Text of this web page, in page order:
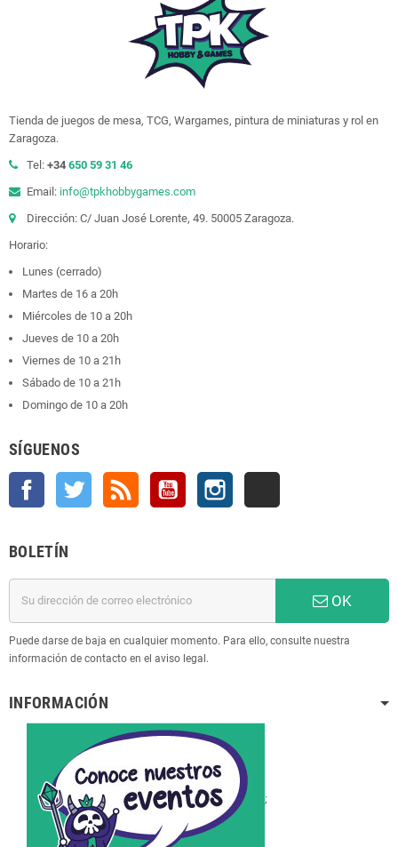
Tienda de juegos de mesa, TCG, Wargames, pintura de miniaturas y rol en
Zaragoza.
Tel: +34 650 59 31 46
Email: info@tpkhobbygames.com
Dirección: C/ Juan José Lorente, 49. 50005 Zaragoza.
Horario:
Lunes (cerrado)
Martes de 16 a 20h
Miércoles de 10 a 20h
Jueves de 10 a 20h
Viernes de 10 a 21h
Sábado de 10 a 21h
Domingo de 10 a 20h
SÍGUENOS
Facebook Twitter Rss YouTube Instagram
BOLETÍN
OK
Puede darse de baja en cualquier momento. Para ello, consulte nuestra
información de contacto en el aviso legal.
INFORMACIÓN
;